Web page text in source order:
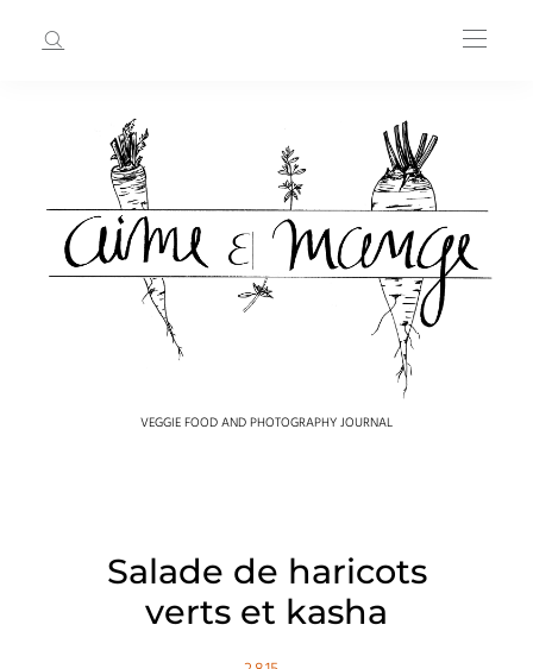
VEGGIE FOOD AND PHOTOGRAPHY JOURNAL
Salade de haricots
verts et kasha